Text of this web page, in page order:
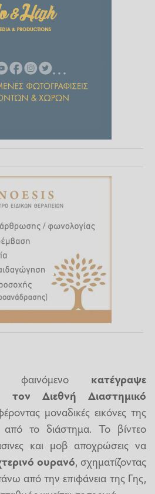
φαινόμενο κατέγραψε
τον Διεθνή Διαστημικό
μοναδικές εικόνες της
από το διάστημα. Το βίντεο
και μοβ αποχρώσεις να
ουρανό, σχηματίζοντας
από την επιφάνεια της Γης,